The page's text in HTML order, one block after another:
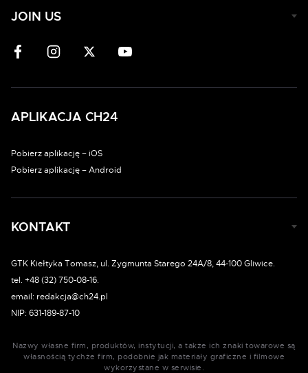
JOIN US
APLIKACJA CH24
Pobierz aplikację – iOS
Pobierz aplikację – Android
KONTAKT
GTK Kiełtyka Tomasz, ul. Zygmunta Starego 24A/8, 44-100 Gliwice.
tel. +48 (32) 750-08-16.
email: redakcja@ch24.pl
NIP: 631-189-87-10
Nazwy własne firm, produktów, instytucji, a także ich znaki towarowe są
własnością tychże firm, podobnie jak materiały graficzne i filmowe
wykorzystane w serwisie.